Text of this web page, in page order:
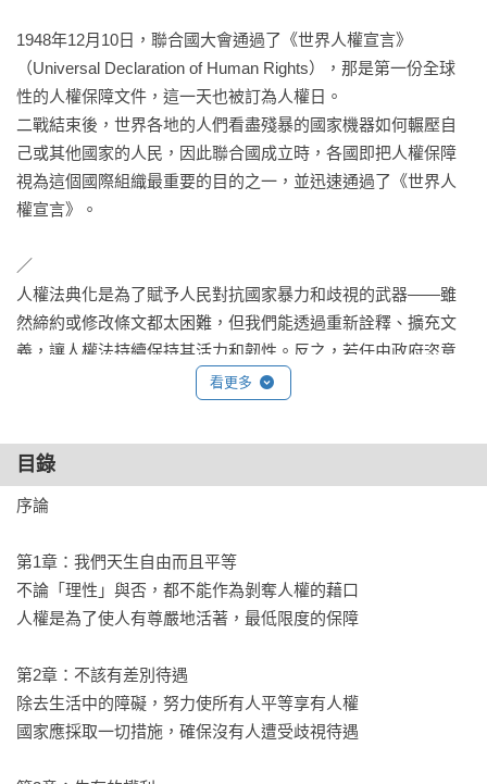
1948年12月10日，聯合國大會通過了《世界人權宣言》
（Universal Declaration of Human Rights），那是第一份全球
性的人權保障文件，這一天也被訂為人權日。
二戰結束後，世界各地的人們看盡殘暴的國家機器如何輾壓自
己或其他國家的人民，因此聯合國成立時，各國即把人權保障
視為這個國際組織最重要的目的之一，並迅速通過了《世界人
權宣言》。
／
人權法典化是為了賦予人民對抗國家暴力和歧視的武器——雖
然締約或修改條文都太困難，但我們能透過重新詮釋、擴充文
義，讓人權法持續保持其活力和韌性。反之，若任由政府恣意
排除或限制人權內涵，將失其最初捍衛個人尊嚴及促進社會正
觀察自己與其他人的生活處境，進而勾勒出心目中理想社會的
藍圖。——法律白話文運動
看更多
目錄
序論
第1章：我們天生自由而且平等
不論「理性」與否，都不能作為剝奪人權的藉口
人權是為了使人有尊嚴地活著，最低限度的保障
第2章：不該有差別待遇
除去生活中的障礙，努力使所有人平等享有人權
國家應採取一切措施，確保沒有人遭受歧視待遇